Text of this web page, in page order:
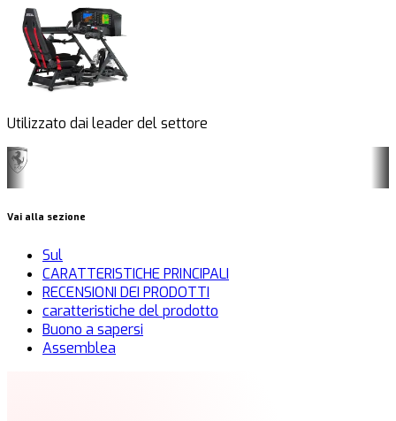
Utilizzato dai leader del settore
Vai alla sezione
Sul
CARATTERISTICHE PRINCIPALI
RECENSIONI DEI PRODOTTI
caratteristiche del prodotto
Buono a sapersi
Assemblea